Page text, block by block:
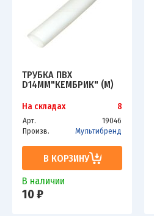
ТРУБКА ПВХ
D14ММ"КЕМБРИК" (М)
На складах 8
Арт.
19046
Произв.
Мультибренд
В КОРЗИНУ
В наличии
10 ₽